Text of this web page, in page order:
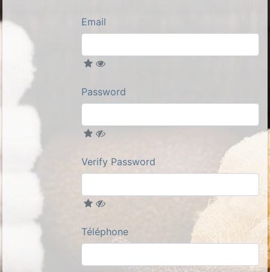
Email
Password
Verify Password
Téléphone